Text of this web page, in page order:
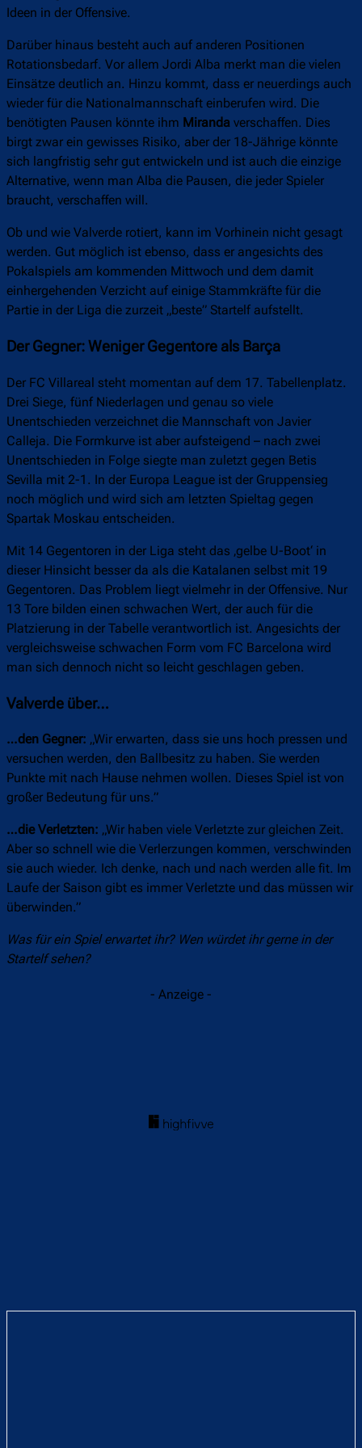
Ideen in der Offensive.
Darüber hinaus besteht auch auf anderen Positionen
Rotationsbedarf. Vor allem Jordi Alba merkt man die vielen
Einsätze deutlich an. Hinzu kommt, dass er neuerdings auch
wieder für die Nationalmannschaft einberufen wird. Die
benötigten Pausen könnte ihm Miranda verschaffen. Dies
birgt zwar ein gewisses Risiko, aber der 18-Jährige könnte
sich langfristig sehr gut entwickeln und ist auch die einzige
Alternative, wenn man Alba die Pausen, die jeder Spieler
braucht, verschaffen will.
Ob und wie Valverde rotiert, kann im Vorhinein nicht gesagt
werden. Gut möglich ist ebenso, dass er angesichts des
Pokalspiels am kommenden Mittwoch und dem damit
einhergehenden Verzicht auf einige Stammkräfte für die
Partie in der Liga die zurzeit „beste” Startelf aufstellt.
Der Gegner: Weniger Gegentore als Barça
Der FC Villareal steht momentan auf dem 17. Tabellenplatz.
Drei Siege, fünf Niederlagen und genau so viele
Unentschieden verzeichnet die Mannschaft von Javier
Calleja. Die Formkurve ist aber aufsteigend – nach zwei
Unentschieden in Folge siegte man zuletzt gegen Betis
Sevilla mit 2-1. In der Europa League ist der Gruppensieg
noch möglich und wird sich am letzten Spieltag gegen
Spartak Moskau entscheiden.
Mit 14 Gegentoren in der Liga steht das ‚gelbe U-Boot‘ in
dieser Hinsicht besser da als die Katalanen selbst mit 19
Gegentoren. Das Problem liegt vielmehr in der Offensive. Nur
13 Tore bilden einen schwachen Wert, der auch für die
Platzierung in der Tabelle verantwortlich ist. Angesichts der
vergleichsweise schwachen Form vom FC Barcelona wird
man sich dennoch nicht so leicht geschlagen geben.
Valverde über…
…den Gegner: „Wir erwarten, dass sie uns hoch pressen und
versuchen werden, den Ballbesitz zu haben. Sie werden
Punkte mit nach Hause nehmen wollen. Dieses Spiel ist von
großer Bedeutung für uns.”
…die Verletzten: „Wir haben viele Verletzte zur gleichen Zeit.
Aber so schnell wie die Verlerzungen kommen, verschwinden
sie auch wieder. Ich denke, nach und nach werden alle fit. Im
Laufe der Saison gibt es immer Verletzte und das müssen wir
überwinden.”
Was für ein Spiel erwartet ihr? Wen würdet ihr gerne in der
Startelf sehen?
- Anzeige -